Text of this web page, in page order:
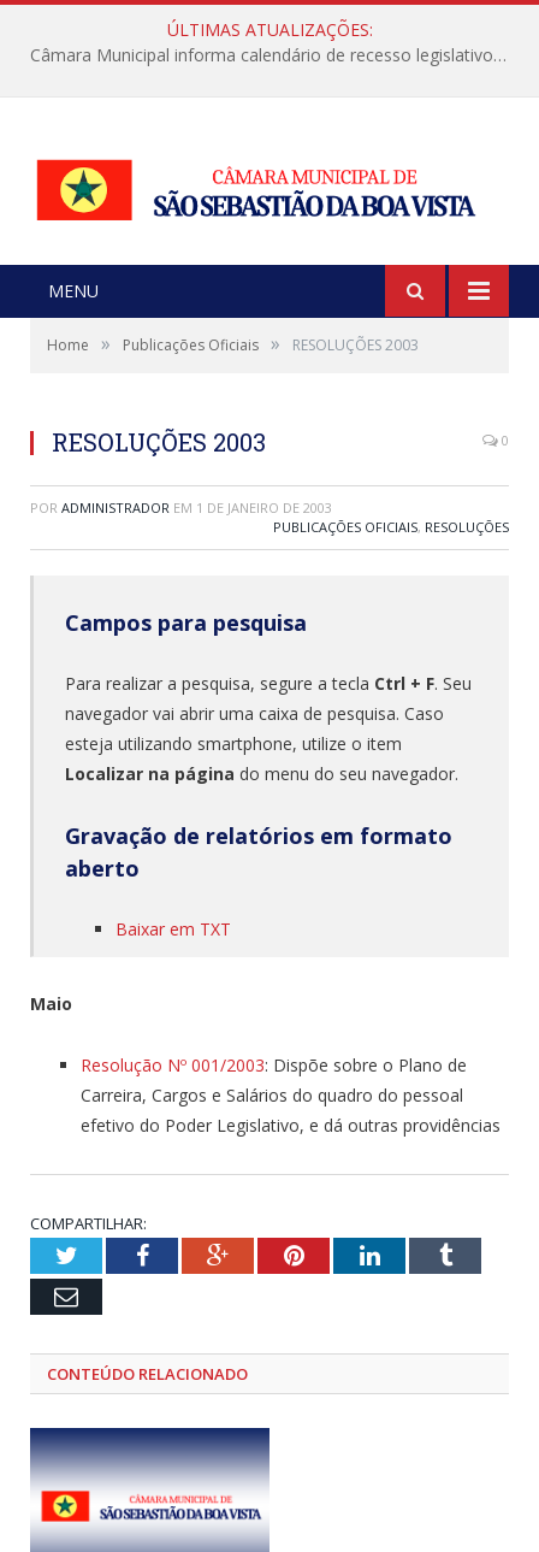
ÚLTIMAS ATUALIZAÇÕES:
Câmara Municipal informa calendário de recesso legislativo de julho
MENU
Home » Publicações Oficiais » RESOLUÇÕES 2003
RESOLUÇÕES 2003 0
POR ADMINISTRADOR EM 1 DE JANEIRO DE 2003
PUBLICAÇÕES OFICIAIS, RESOLUÇÕES
Campos para pesquisa
Para realizar a pesquisa, segure a tecla Ctrl + F. Seu
navegador vai abrir uma caixa de pesquisa. Caso
esteja utilizando smartphone, utilize o item
Localizar na página do menu do seu navegador.
Gravação de relatórios em formato
aberto
Baixar em TXT
Maio
Resolução Nº 001/2003: Dispõe sobre o Plano de
Carreira, Cargos e Salários do quadro do pessoal
efetivo do Poder Legislativo, e dá outras providências
COMPARTILHAR:
TwitterFacebookGoogle+PinterestLinkedInTumblr
Email
CONTEÚDO RELACIONADO